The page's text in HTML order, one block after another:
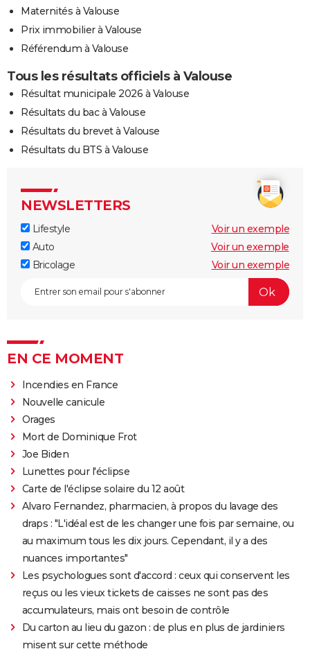
Maternités à Valouse
Prix immobilier à Valouse
Référendum à Valouse
Tous les résultats officiels à Valouse
Résultat municipale 2026 à Valouse
Résultats du bac à Valouse
Résultats du brevet à Valouse
Résultats du BTS à Valouse
NEWSLETTERS
Lifestyle
Voir un exemple
Auto
Voir un exemple
Bricolage
Voir un exemple
EN CE MOMENT
Incendies en France
Nouvelle canicule
Orages
Mort de Dominique Frot
Joe Biden
Lunettes pour l'éclipse
Carte de l'éclipse solaire du 12 août
Alvaro Fernandez, pharmacien, à propos du lavage des
draps : "L'idéal est de les changer une fois par semaine, ou
au maximum tous les dix jours. Cependant, il y a des
nuances importantes"
Les psychologues sont d'accord : ceux qui conservent les
reçus ou les vieux tickets de caisses ne sont pas des
accumulateurs, mais ont besoin de contrôle
Du carton au lieu du gazon : de plus en plus de jardiniers
misent sur cette méthode